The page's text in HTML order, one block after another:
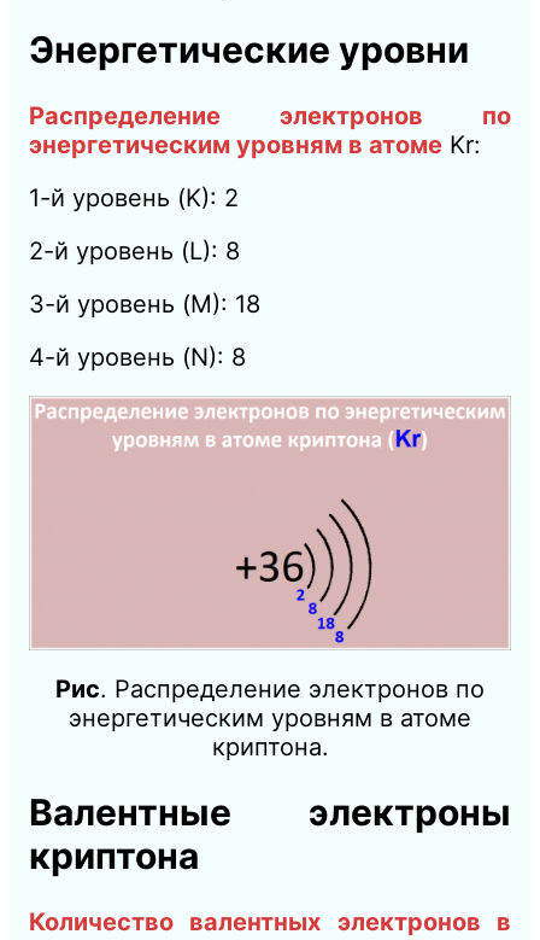
Энергетические уровни
Распределение электронов по
энергетическим уровням в атоме Kr:
1-й уровень (K): 2
2-й уровень (L): 8
3-й уровень (M): 18
4-й уровень (N): 8
Рис. Распределение электронов по
энергетическим уровням в атоме
криптона.
Валентные электроны
криптона
Количество валентных электронов в